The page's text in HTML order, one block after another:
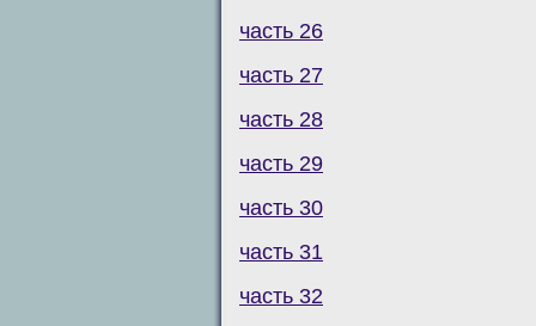
часть 26
часть 27
часть 28
часть 29
часть 30
часть 31
часть 32